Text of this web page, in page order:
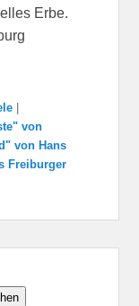
Erbe.
von
von Hans
Freiburger